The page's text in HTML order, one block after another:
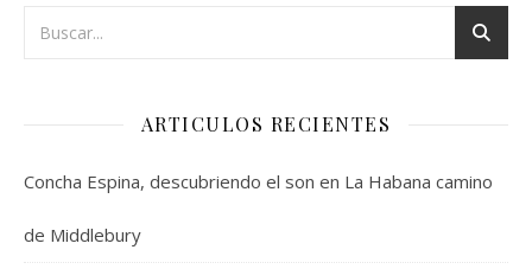
ARTICULOS RECIENTES
Concha Espina, descubriendo el son en La Habana camino
de Middlebury